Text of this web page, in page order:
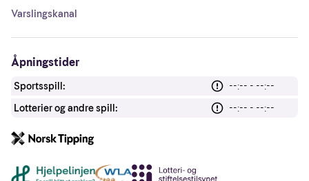
Varslingskanal
Åpningstider
Sportsspill:
--:-- - --:--
Lotterier og andre spill:
--:-- - --:--
Andre lenker